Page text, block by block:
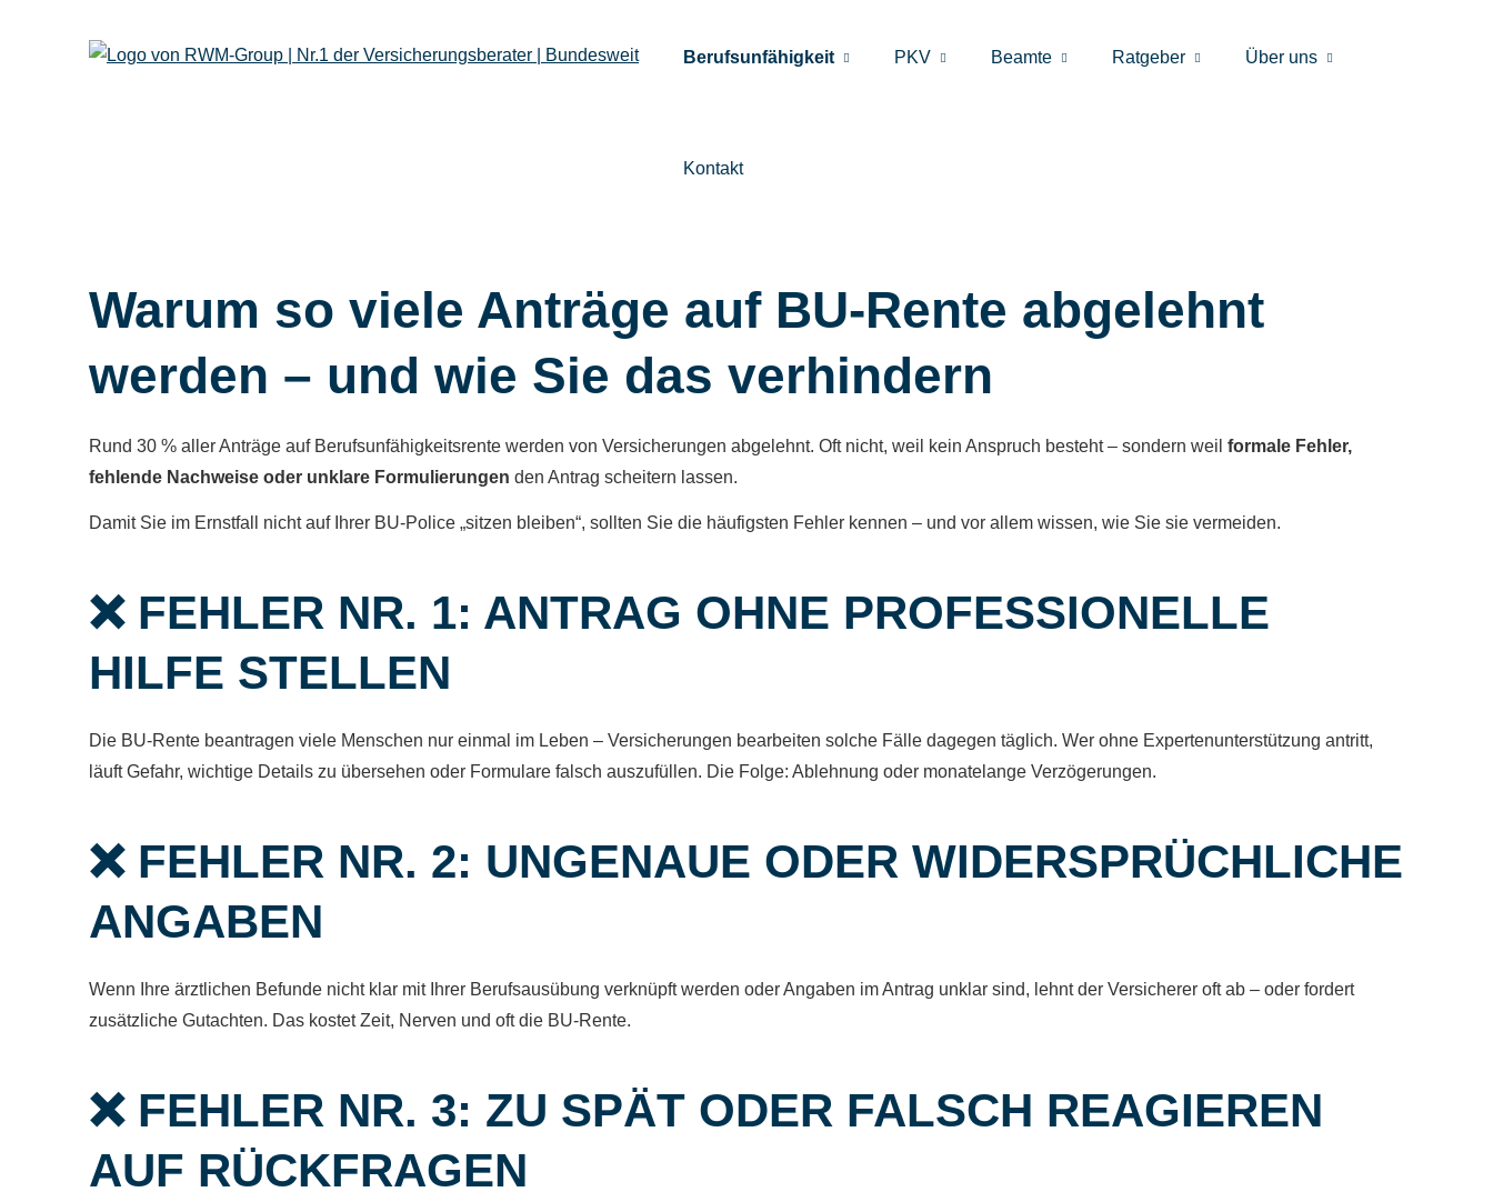
Berufsunfähigkeit PKV Beamte Ratgeber Über uns
Kontakt
Warum so viele Anträge auf BU-Rente abgelehnt
werden – und wie Sie das verhindern
Rund 30 % aller Anträge auf Berufs­unfähig­keitsrente werden von Versicherungen abgelehnt. Oft nicht, weil kein Anspruch besteht – sondern weil formale Fehler,
fehlende Nachweise oder unklare Formulierungen den Antrag scheitern lassen.
Damit Sie im Ernstfall nicht auf Ihrer BU-Police „sitzen bleiben“, sollten Sie die häufigsten Fehler kennen – und vor allem wissen, wie Sie sie vermeiden.
❌ FEHLER NR. 1: ANTRAG OHNE PROFESSIONELLE
HILFE STELLEN
Die BU-Rente beantragen viele Menschen nur einmal im Leben – Versicherungen bearbeiten solche Fälle dagegen täglich. Wer ohne Expertenunterstützung antritt,
läuft Gefahr, wichtige Details zu übersehen oder Formulare falsch auszufüllen. Die Folge: Ablehnung oder monatelange Verzögerungen.
❌ FEHLER NR. 2: UNGENAUE ODER WIDERSPRÜCHLICHE
ANGABEN
Wenn Ihre ärztlichen Befunde nicht klar mit Ihrer Berufsausübung verknüpft werden oder Angaben im Antrag unklar sind, lehnt der Versicherer oft ab – oder fordert
zusätzliche Gutachten. Das kostet Zeit, Nerven und oft die BU-Rente.
❌ FEHLER NR. 3: ZU SPÄT ODER FALSCH REAGIEREN
AUF RÜCKFRAGEN